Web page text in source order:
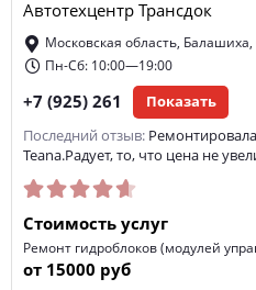
Автотехцентр Трансдок
Московская область, Балашиха,
Пн-Сб: 10:00—19:00
+7 (925) 261 Показать
Последний отзыв:
Teana.Радует, то, что цена не
Стоимость услуг
Ремонт гидроблоков (модулей
от 15000 руб